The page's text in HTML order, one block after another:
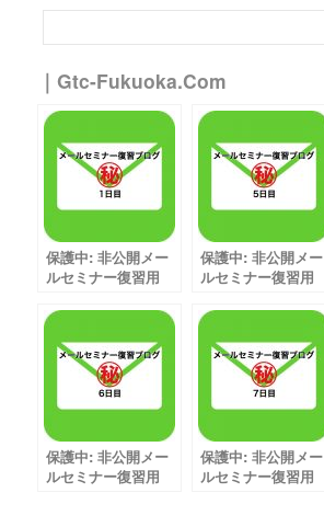
｜gtc-Fukuoka.com
保護中: 非公開メー
ルセミナー復習用
保護中: 非公開メー
ルセミナー復習用
保護中: 非公開メー
ルセミナー復習用
保護中: 非公開メー
ルセミナー復習用